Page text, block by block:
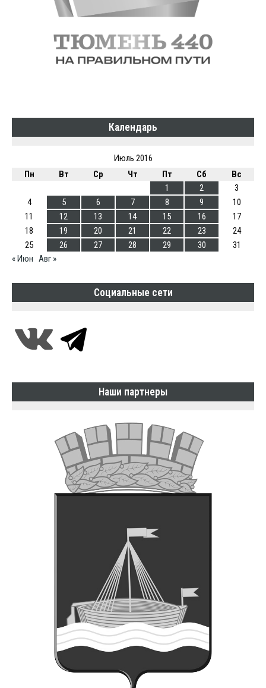
Календарь
Июль 2016
Пн
Вт Ср Чт Пт Сб
Вс
1
2
3
4
5 6 7 8 9
10
11
12 13 14 15 16
17
18
19 20 21 22 23
24
25
26 27 28 29 30
31
« Июн Авг »
Социальные сети
Наши партнеры